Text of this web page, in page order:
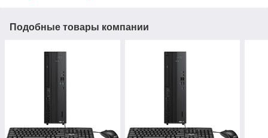
Подобные товары компании